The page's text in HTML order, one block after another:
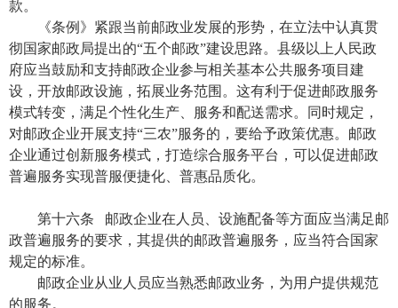
款。
《条例》紧跟当前邮政业发展的形势，在立法中认真贯
彻国家邮政局提出的“五个邮政”建设思路。县级以上人民政
府应当鼓励和支持邮政企业参与相关基本公共服务项目建
设，开放邮政设施，拓展业务范围。这有利于促进邮政服务
模式转变，满足个性化生产、服务和配送需求。同时规定，
对邮政企业开展支持“三农”服务的，要给予政策优惠。邮政
企业通过创新服务模式，打造综合服务平台，可以促进邮政
普遍服务实现普服便捷化、普惠品质化。
第十六条 邮政企业在人员、设施配备等方面应当满足邮
政普遍服务的要求，其提供的邮政普遍服务，应当符合国家
规定的标准。
邮政企业从业人员应当熟悉邮政业务，为用户提供规范
的服务。